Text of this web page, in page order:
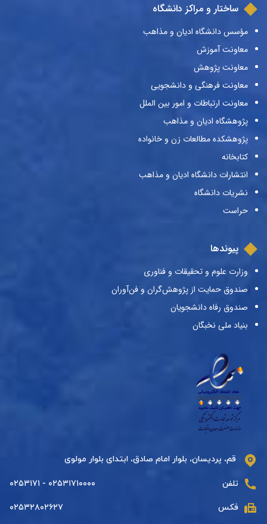
ساختار و مراکز دانشگاه
مؤسس دانشگاه ادیان و مذاهب
معاونت آموزش
معاونت پژوهش
معاونت فرهنگی و دانشجویی
معاونت ارتباطات و امور بین الملل
پژوهشگاه ادیان و مذاهب
پژوهشکده مطالعات زن و خانواده
کتابخانه
انتشارات دانشگاه ادیان و مذاهب
نشریات دانشگاه
حراست
پیوندها
وزارت علوم و تحقیقات و فناوری
صندوق حمایت از پژوهش‌گران و فن‌آوران
صندوق رفاه دانشجویان
بنیاد ملی نخبگان
قم، پردیسان، بلوار امام صادق، ابتدای بلوار مولوی
تلفن ۰۲۵۳۱۷۱۰۰۰۰ - ۰۲۵۳۱۷۱
فکس ۰۲۵۳۲۸۰۲۶۲۷